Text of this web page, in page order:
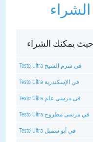
Testo Ultra في شرم الشيخ
Testo Ultra في الإسكندرية
Testo Ultra فى مرسى علم
Testo Ultra في مرسى مطروح
Testo Ultra في أبو سمبل